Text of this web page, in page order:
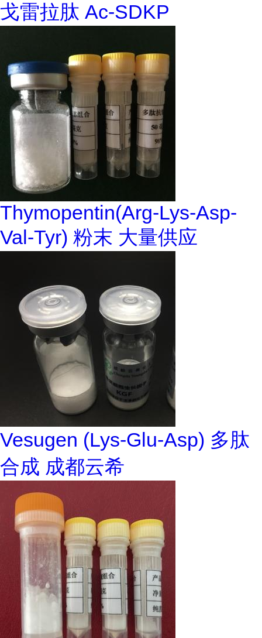
戈雷拉肽 Ac-SDKP
Thymopentin(Arg-Lys-Asp-
Val-Tyr) 粉末 大量供应
Vesugen (Lys-Glu-Asp) 多肽
合成 成都云希